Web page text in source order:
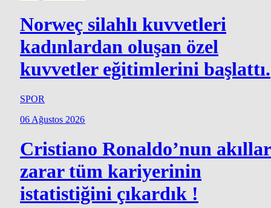
Norweç silahlı kuvvetleri
kadınlardan oluşan özel
kuvvetler eğitimlerini başlattı.
SPOR
06 Ağustos 2026
Cristiano Ronaldo’nun
zarar tüm kariyerinin
istatistiğini çıkardık !